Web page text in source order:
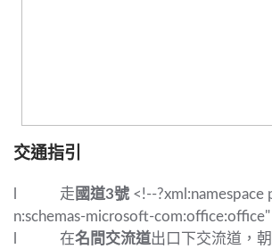
交通指引
走 國道3號 <!--?xml:namespace
n:schemas-microsoft-
在名間交流道出口下交流道，朝